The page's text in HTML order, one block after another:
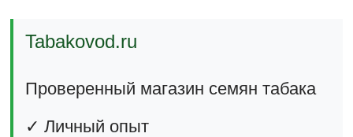
Tabakovod.ru
Проверенный магазин семян табака
✓ Личный опыт